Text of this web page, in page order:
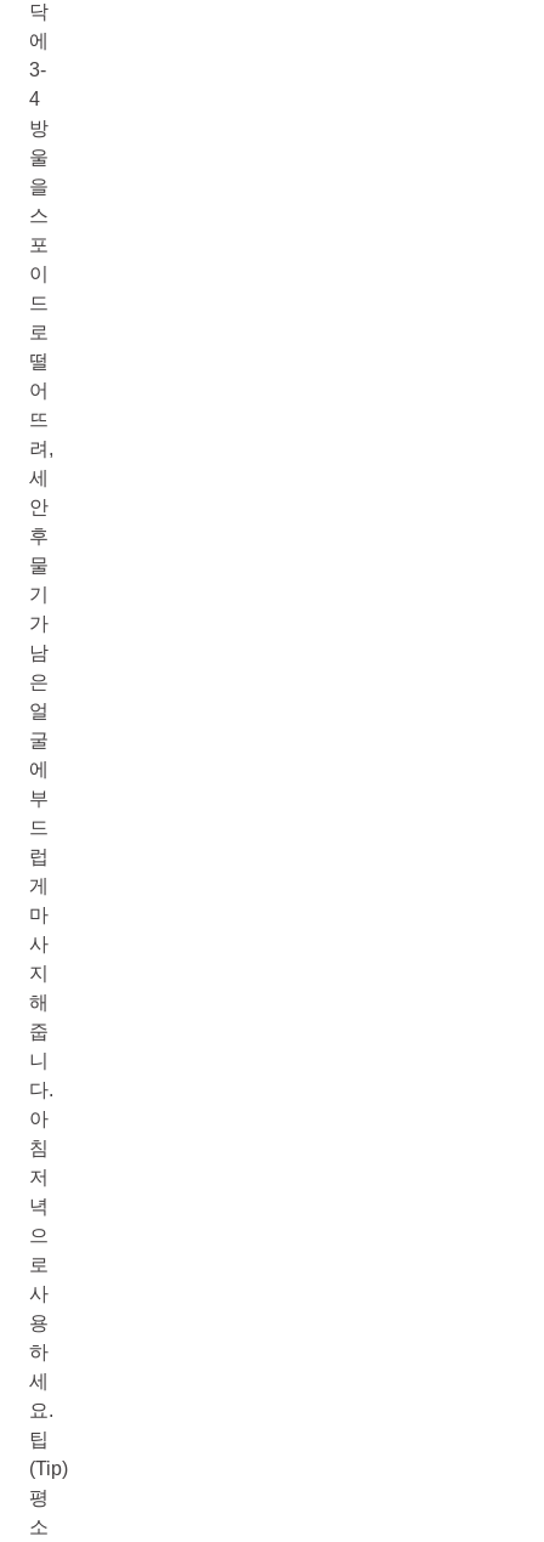
닥
에
3-
4
방
울
을
스
포
이
드
로
떨
어
뜨
려,
세
안
후
물
기
가
남
은
얼
굴
에
부
드
럽
게
마
사
지
해
줍
니
다.
아
침
저
녁
으
로
사
용
하
세
요.
팁
(Tip)
평
소